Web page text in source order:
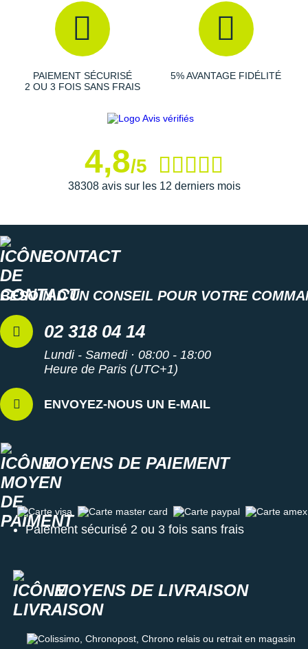
Semelle intérieure amovible
PAIEMENT SÉCURISÉ
2 OU 3 FOIS SANS FRAIS
5% AVANTAGE FIDÉLITÉ
4,8/5
38308 avis sur les 12 derniers mois
CONTACT
BESOIN D'UN CONSEIL POUR VOTRE
02 318 04 14
Lundi - Samedi · 08:00 - 18:00
Heure de Paris (UTC+1)
ENVOYEZ-NOUS UN E-MAIL
MOYENS DE PAIEMENT
Carte visa Carte master card Carte paypal Carte amex
Paiement sécurisé 2 ou 3 fois sans frais
MOYENS DE LIVRAISON
Colissimo, Chronopost, Chrono relais ou retrait en magasin